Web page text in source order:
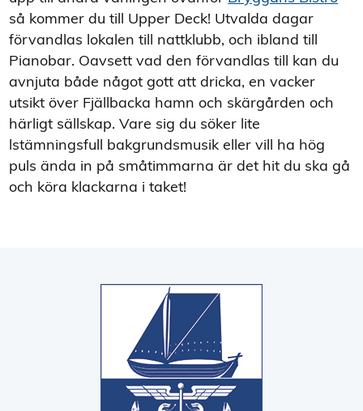
så kommer du till Upper Deck! Utvalda dagar
förvandlas lokalen till nattklubb, och ibland till
Pianobar. Oavsett vad den förvandlas till kan du
avnjuta både något gott att dricka, en vacker
utsikt över Fjällbacka hamn och skärgården och
härligt sällskap. Vare sig du söker lite
lstämningsfull bakgrundsmusik eller vill ha hög
puls ända in på småtimmarna är det hit du ska gå
och köra klackarna i taket!